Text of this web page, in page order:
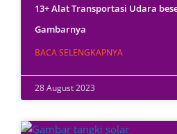
13+ Alat Transportasi Udara
Gambarnya
BACA SELENGKAPNYA
28 August 2023